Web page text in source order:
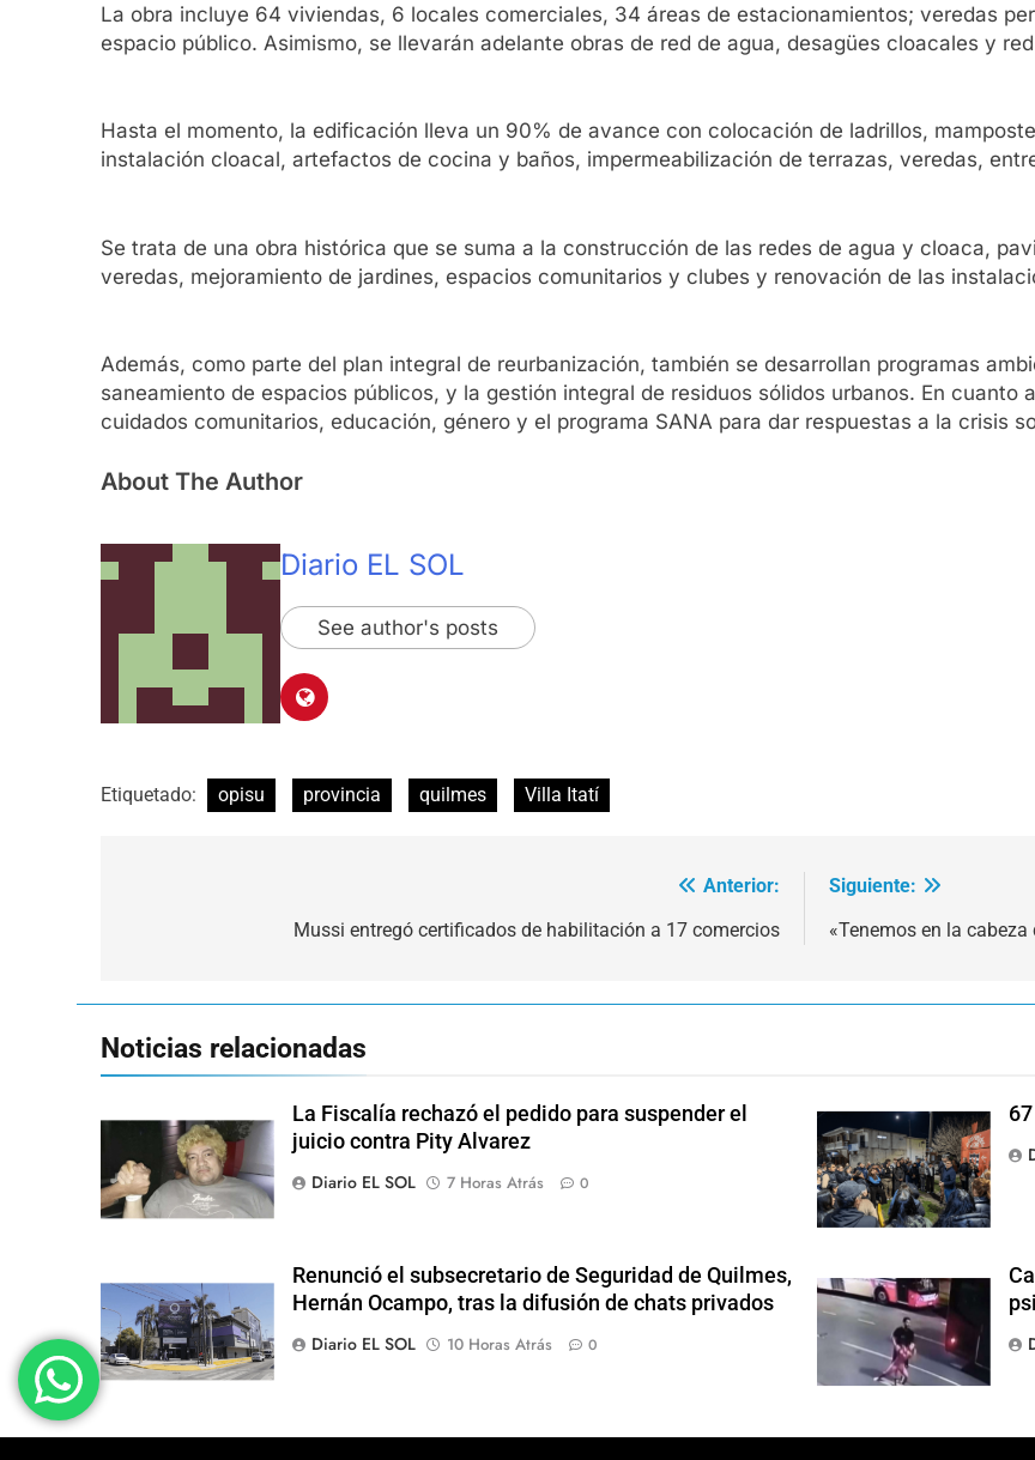
La obra incluye 64 viviendas, 6 locales comerciales, 34 áreas de estacionamientos; veredas
espacio público. Asimismo, se llevarán adelante obras de red de agua, desagües cloacales y
Hasta el momento, la edificación lleva un 90% de avance con colocación de ladrillos,
instalación cloacal, artefactos de cocina y baños, impermeabilización de terrazas, veredas,
Se trata de una obra histórica que se suma a la construcción de las redes de agua y cloaca,
veredas, mejoramiento de jardines, espacios comunitarios y clubes y renovación de las
Además, como parte del plan integral de reurbanización, también se desarrollan programas
saneamiento de espacios públicos, y la gestión integral de residuos sólidos urbanos. En cuanto
cuidados comunitarios, educación, género y el programa SANA para dar respuestas a la crisis
About The Author
Diario EL SOL
See author's posts
Etiquetado: opisu provincia quilmes Villa Itatí
Anterior:
Mussi entregó certificados de habilitación a 17 comercios
Siguiente:
«Tenemos en la
Noticias relacionadas
La Fiscalía rechazó el pedido para suspender el
juicio contra Pity Alvarez
Diario EL SOL
7 Horas Atrás 0
Renunció el subsecretario de Seguridad de Quilmes,
Hernán Ocampo, tras la difusión de chats privados
Diario EL SOL
10 Horas Atrás 0